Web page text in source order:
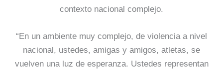
contexto nacional complejo.
“En un ambiente muy complejo, de violencia a nivel
nacional, ustedes, amigas y amigos, atletas, se
vuelven una luz de esperanza. Ustedes representan